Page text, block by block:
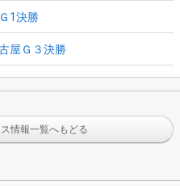
1決勝
屋Ｇ３決勝
情報一覧へもどる